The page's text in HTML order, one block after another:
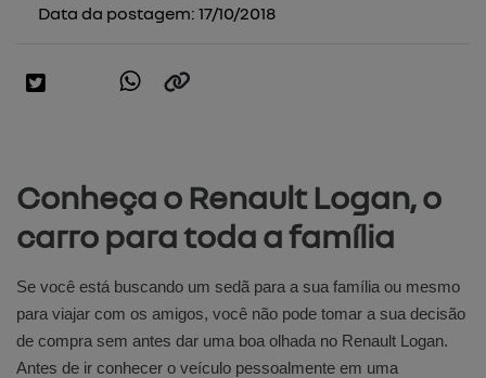
Data da postagem: 17/10/2018
Conheça o Renault Logan, o
carro para toda a família
Se você está buscando um sedã para a sua família ou mesmo
para viajar com os amigos, você não pode tomar a sua decisão
de compra sem antes dar uma boa olhada no Renault Logan.
Antes de ir conhecer o veículo pessoalmente em uma